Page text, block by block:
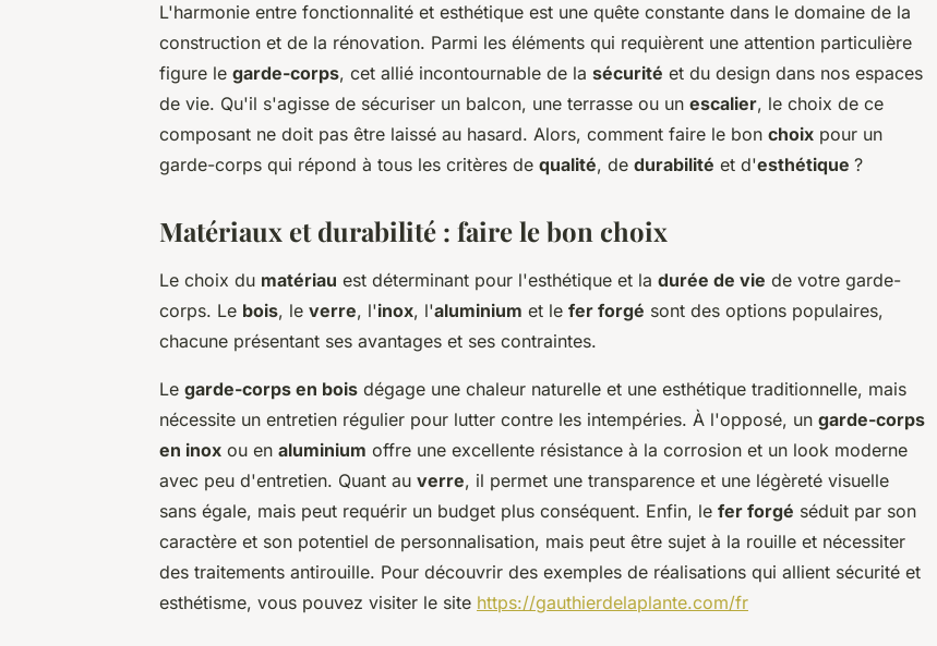
L'harmonie entre fonctionnalité et esthétique est une quête constante dans le domaine de la
construction et de la rénovation. Parmi les éléments qui requièrent une attention particulière
figure le garde-corps, cet allié incontournable de la sécurité et du design dans nos espaces
de vie. Qu'il s'agisse de sécuriser un balcon, une terrasse ou un escalier, le choix de ce
composant ne doit pas être laissé au hasard. Alors, comment faire le bon choix pour un
garde-corps qui répond à tous les critères de qualité, de durabilité et d'esthétique ?
Matériaux et durabilité : faire le bon choix
Le choix du matériau est déterminant pour l'esthétique et la durée de vie de votre garde-
corps. Le bois, le verre, l'inox, l'aluminium et le fer forgé sont des options populaires,
chacune présentant ses avantages et ses contraintes.
Le garde-corps en bois dégage une chaleur naturelle et une esthétique traditionnelle, mais
nécessite un entretien régulier pour lutter contre les intempéries. À l'opposé, un garde-corps
en inox ou en aluminium offre une excellente résistance à la corrosion et un look moderne
avec peu d'entretien. Quant au verre, il permet une transparence et une légèreté visuelle
sans égale, mais peut requérir un budget plus conséquent. Enfin, le fer forgé séduit par son
caractère et son potentiel de personnalisation, mais peut être sujet à la rouille et nécessiter
des traitements antirouille. Pour découvrir des exemples de réalisations qui allient sécurité et
esthétisme, vous pouvez visiter le site https://gauthierdelaplante.com/fr